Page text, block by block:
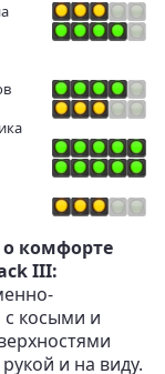
комфорте
III:
с косыми и
и на виду.